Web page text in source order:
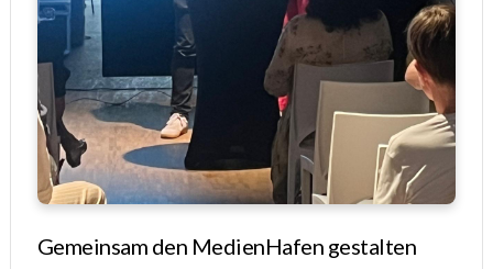
Gemeinsam den MedienHafen gestalten